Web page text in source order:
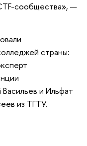
сообщества», —
страны:
и Ильфат
из ТГТУ.